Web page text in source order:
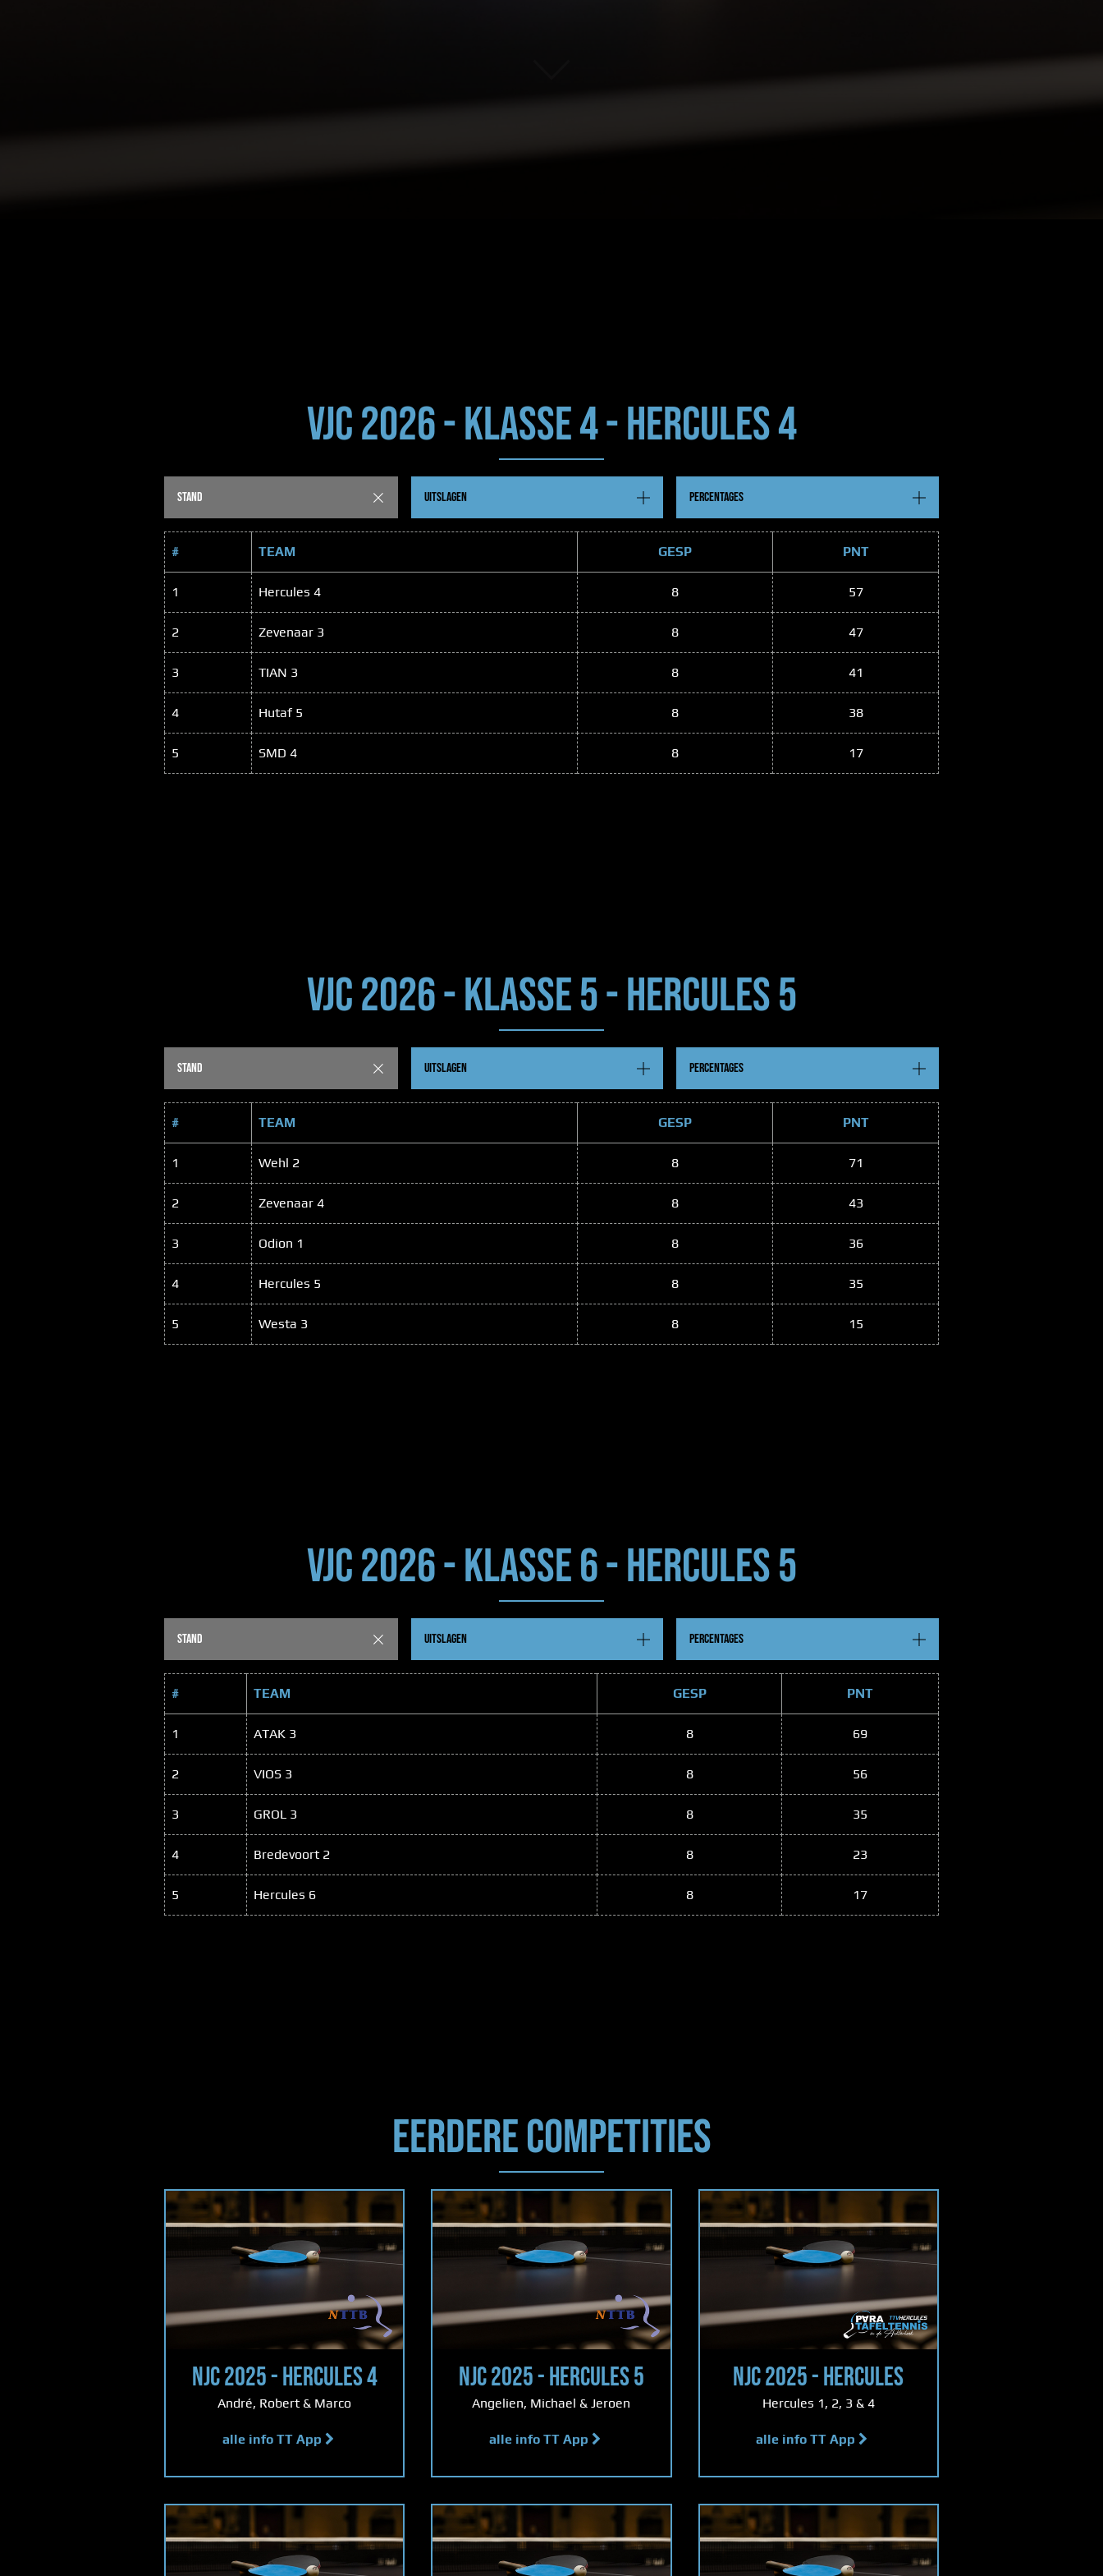
VJC 2026 - KLASSE 4 - HERCULES 4
STAND
# TEAM GESP PNT
1 Hercules 4 8 57
2 Zevenaar 3 8 47
3 TIAN 3 8 41
4 Hutaf 5 8 38
5 SMD 4 8 17
UITSLAGEN PERCENTAGES
VJC 2026 - KLASSE 5 - HERCULES 5
STAND
# TEAM GESP PNT
1 Wehl 2 8 71
2 Zevenaar 4 8 43
3 Odion 1 8 36
4 Hercules 5 8 35
5 Westa 3 8 15
UITSLAGEN PERCENTAGES
VJC 2026 - KLASSE 6 - HERCULES 5
STAND
# TEAM GESP PNT
1 ATAK 3 8 69
2 VIOS 3 8 56
3 GROL 3 8 35
4 Bredevoort 2 8 23
5 Hercules 6 8 17
UITSLAGEN PERCENTAGES
EERDERE COMPETITIES
NJC 2025 - HERCULES 4
André, Robert & Marco
alle info TT App
NJC 2025 - HERCULES 5
Angelien, Michael & Jeroen
alle info TT App
NJC 2025 - HERCULES
Hercules 1, 2, 3 & 4
alle info TT App